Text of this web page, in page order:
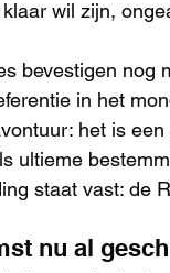
wil zijn,
bevestigen nog
in het
het is
ultieme
staat vast: de
nu al